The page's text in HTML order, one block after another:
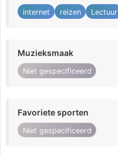
internet reizen Lectuur
Muzieksmaak
Niet gespecificeerd
Favoriete sporten
Niet gespecificeerd